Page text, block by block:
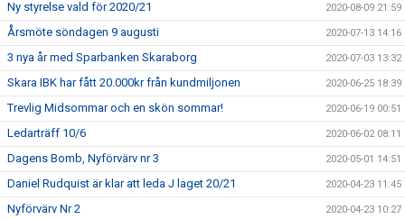
Ny styrelse vald för 2020/21 2020-08-09 21:59
Årsmöte söndagen 9 augusti 2020-07-13 14:16
3 nya år med Sparbanken Skaraborg 2020-07-03 13:32
Skara IBK har fått 20.000kr från kundmiljonen 2020-06-25 18:39
Trevlig Midsommar och en skön sommar! 2020-06-19 00:51
Ledarträff 10/6 2020-06-02 08:11
Dagens Bomb, Nyförvärv nr 3 2020-05-01 14:51
Daniel Rudquist är klar att leda J laget 20/21 2020-04-23 11:45
Nyförvärv Nr 2 2020-04-23 10:27